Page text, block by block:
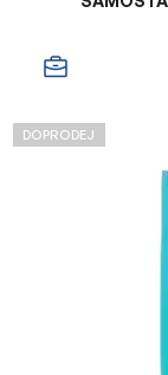
DOPRODEJ